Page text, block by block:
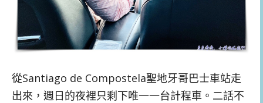
從Santiago de Compostela聖地牙哥巴士車站走
出來，週日的夜裡只剩下唯一一台計程車。二話不